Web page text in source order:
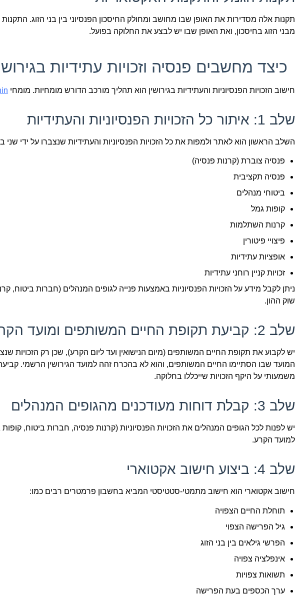
תקנות אלה מסדירות את האופן שבו מחושב ומחולק החיסכון הפנסיוני בין בני הזוג.
מבני הזוג בחיסכון, ואת האופן שבו יש לבצע את החלוקה בפועל.
כיצד מחשבים פנסיה וזכויות עתידיות
חישוב הזכויות הפנסיוניות והעתידיות בגירושין הוא תהליך מורכב הדורש מומחיות. מומחי
שלב 1: איתור כל הזכויות הפנסיוניות והעתידיות
השלב הראשון הוא לאתר ולמפות את כל הזכויות הפנסיוניות והעתידיות שנצברו על ידי שני
פנסיה צוברת (קרנות פנסיה)
פנסיה תקציבית
ביטוחי מנהלים
קופות גמל
קרנות השתלמות
פיצויי פיטורין
אופציות עתידיות
זכויות קניין רוחני עתידיות
ניתן לקבל מידע על הזכויות הפנסיוניות באמצעות פנייה לגופים המנהלים (חברות
שוק ההון.
שלב 2: קביעת תקופת החיים המשותפים ומועד הקרע
יש לקבוע את תקופת החיים המשותפים (מיום הנישואין ועד ליום הקרע), שכן רק הזכויות
המועד שבו הסתיימו החיים המשותפים, והוא לא בהכרח זהה למועד הגירושין הרשמי.
משמעותי על היקף הזכויות שייכללו בחלוקה.
שלב 3: קבלת דוחות מעודכנים מהגופים המנהלים
יש לפנות לכל הגופים המנהלים את הזכויות הפנסיוניות (קרנות פנסיה, חברות ביטוח,
למועד הקרע.
שלב 4: ביצוע חישוב אקטוארי
חישוב אקטוארי הוא חישוב מתמטי-סטטיסטי המביא בחשבון פרמטרים רבים כמו:
תוחלת החיים הצפויה
גיל הפרישה הצפוי
הפרשי גילאים בין בני הזוג
אינפלציה צפויה
תשואות צפויות
ערך הכספים בעת הפרישה